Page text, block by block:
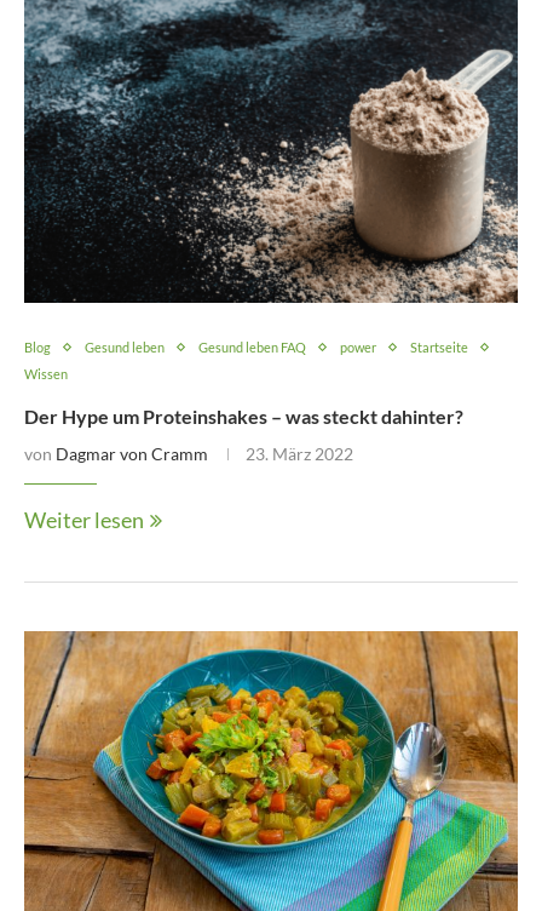
Blog Gesund leben Gesund leben FAQ power
Startseite
Wissen
Der Hype um Proteinshakes – was steckt dahinter?
von Dagmar von Cramm 23. März 2022
Weiter lesen